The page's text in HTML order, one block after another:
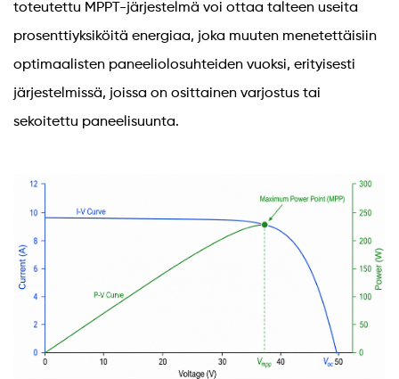
toteutettu MPPT-järjestelmä voi ottaa talteen useita
prosenttiyksiköitä energiaa, joka muuten menetettäisiin
optimaalisten paneeliolosuhteiden vuoksi, erityisesti
järjestelmissä, joissa on osittainen varjostus tai
sekoitettu paneelisuunta.